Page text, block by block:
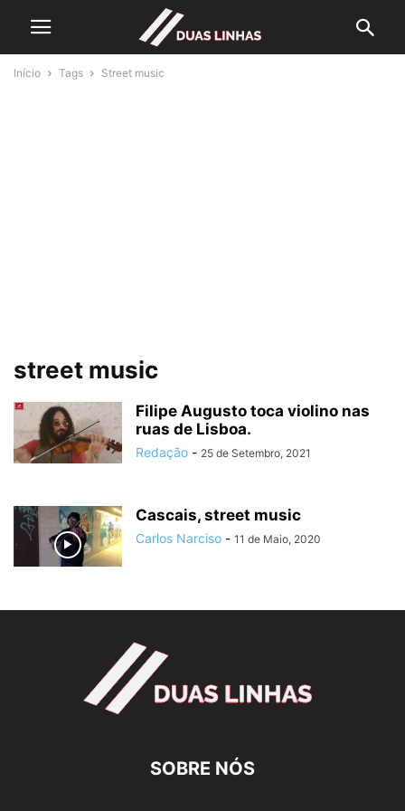
Início Tags Street music
street music
Filipe Augusto toca violino nas
ruas de Lisboa.
Redação - 25 de Setembro, 2021
Cascais, street music
Carlos Narciso - 11 de Maio, 2020
SOBRE NÓS